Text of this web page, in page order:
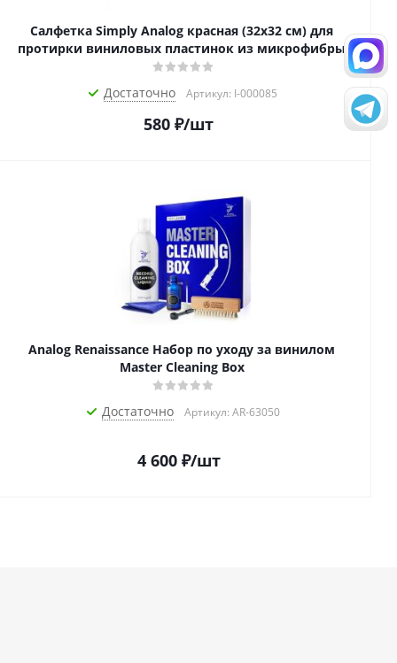
Салфетка Simply Analog красная (32х32 см) для
протирки виниловых пластинок из микрофибры
Достаточно Артикул: I-000085
580 ₽/шт
Analog Renaissance Набор по уходу за винилом
Master Cleaning Box
Достаточно Артикул: AR-63050
4 600₽/шт